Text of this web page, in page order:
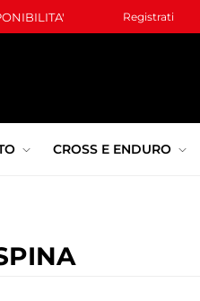
Registrati
CROSS E ENDURO